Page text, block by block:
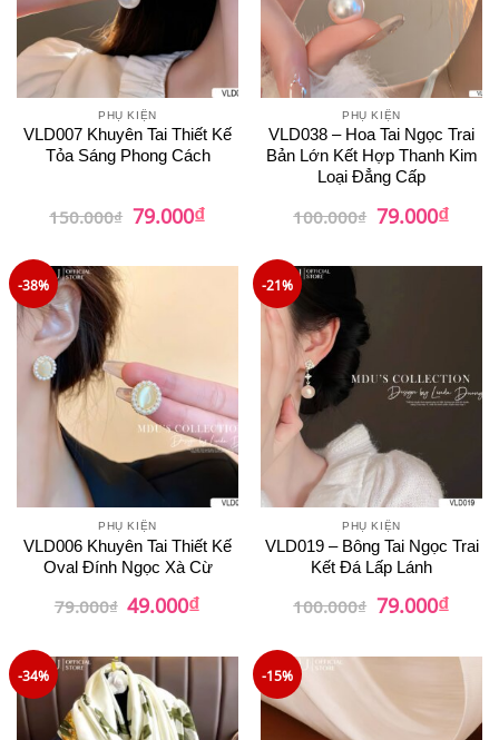
PHỤ KIỆN
VLD007 Khuyên Tai Thiết Kế
Tỏa Sáng Phong Cách
150.000₫ Giá
gốc
79.000₫Giá
hiện
79.000₫.
PHỤ KIỆN
VLD038 – Hoa Tai Ngọc Trai
Bản Lớn Kết Hợp Thanh Kim
Loại Đẳng Cấp
100.000₫ Giá
gốc
79.000₫Giá
hiện
-38%
PHỤ KIỆN
VLD006 Khuyên Tai Thiết Kế
Oval Đính Ngọc Xà Cừ
79.000₫ Giá
gốc
49.000₫
49.000₫.
-21%
PHỤ KIỆN
VLD019 – Bông Tai Ngọc Trai
Kết Đá Lấp Lánh
100.000₫ Giá
gốc
79.000₫Giá
hiện
-34% -15%